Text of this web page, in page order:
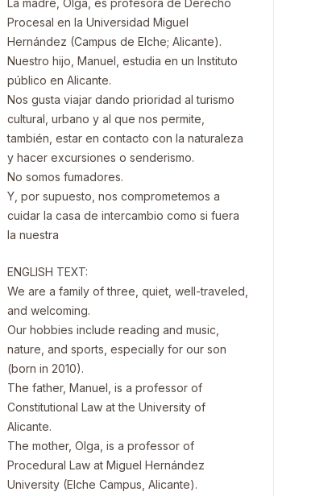
La madre, Olga, es profesora de Derecho
Procesal en la Universidad Miguel
Hernández (Campus de Elche; Alicante).
Nuestro hijo, Manuel, estudia en un Instituto
público en Alicante.
Nos gusta viajar dando prioridad al turismo
cultural, urbano y al que nos permite,
también, estar en contacto con la naturaleza
y hacer excursiones o senderismo.
No somos fumadores.
Y, por supuesto, nos comprometemos a
cuidar la casa de intercambio como si fuera
la nuestra
ENGLISH TEXT:
We are a family of three, quiet, well-traveled,
and welcoming.
Our hobbies include reading and music,
nature, and sports, especially for our son
(born in 2010).
The father, Manuel, is a professor of
Constitutional Law at the University of
Alicante.
The mother, Olga, is a professor of
Procedural Law at Miguel Hernández
University (Elche Campus, Alicante).